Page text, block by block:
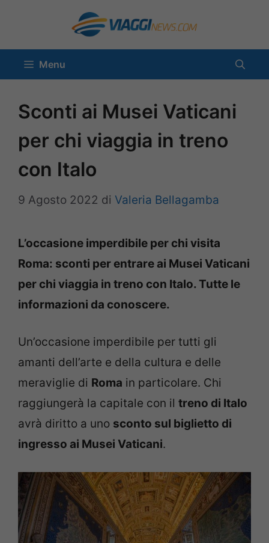
contenuto
Menu
Sconti ai Musei Vaticani
per chi viaggia in treno
con Italo
9 Agosto 2022 di Valeria Bellagamba
L’occasione imperdibile per chi visita
Roma: sconti per entrare ai Musei Vaticani
per chi viaggia in treno con Italo. Tutte le
informazioni da conoscere.
Un’occasione imperdibile per tutti gli
amanti dell’arte e della cultura e delle
meraviglie di Roma in particolare. Chi
raggiungerà la capitale con il treno di Italo
avrà diritto a uno sconto sul biglietto di
ingresso ai Musei Vaticani.